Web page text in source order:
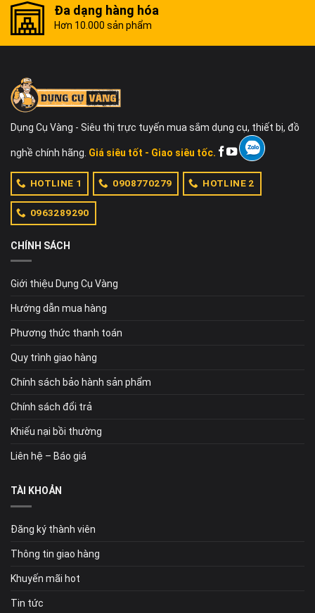
Đa dạng hàng hóa
Hơn 10.000 sản phẩm
Dụng Cụ Vàng - Siêu thị trực tuyến mua sắm dụng cụ, thiết bị, đồ
nghề chính hãng. Giá siêu tốt - Giao siêu tốc.
HOTLINE 1 0908770279 HOTLINE 2
0963289290
CHÍNH SÁCH
Giới thiệu Dụng Cụ Vàng
Hướng dẫn mua hàng
Phương thức thanh toán
Quy trình giao hàng
Chính sách bảo hành sản phẩm
Chính sách đổi trả
Khiếu nại bồi thường
Liên hệ – Báo giá
TÀI KHOẢN
Đăng ký thành viên
Thông tin giao hàng
Khuyến mãi hot
Tin tức